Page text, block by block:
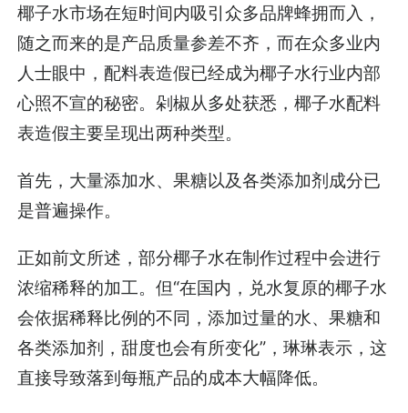
椰子水市场在短时间内吸引众多品牌蜂拥而入，
随之而来的是产品质量参差不齐，而在众多业内
人士眼中，配料表造假已经成为椰子水行业内部
心照不宣的秘密。剁椒从多处获悉，椰子水配料
表造假主要呈现出两种类型。
首先，大量添加水、果糖以及各类添加剂成分已
是普遍操作。
正如前文所述，部分椰子水在制作过程中会进行
浓缩稀释的加工。但“在国内，兑水复原的椰子水
会依据稀释比例的不同，添加过量的水、果糖和
各类添加剂，甜度也会有所变化”，琳琳表示，这
直接导致落到每瓶产品的成本大幅降低。